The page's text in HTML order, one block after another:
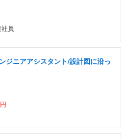
員
ジニアアシスタント/設計図に沿っ